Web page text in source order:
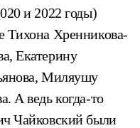
и 2022 годы)
Тихона Хренникова-
Екатерину
Миляушу
А ведь когда-то
Чайковский были